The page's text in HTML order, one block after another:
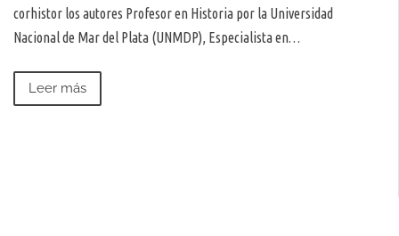
corhistor los autores Profesor en Historia por la Universidad
Nacional de Mar del Plata (UNMDP), Especialista en…
Leer más